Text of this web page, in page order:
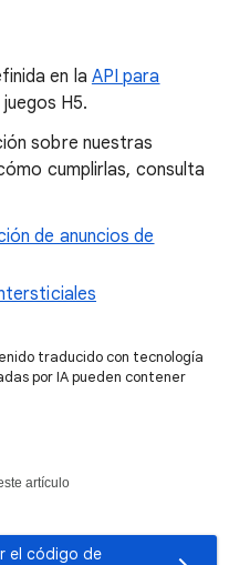
en la API para
juegos H5.
sobre nuestras
cumplirlas, consulta
de anuncios de
traducido con tecnología
por IA pueden contener
artículo
el código de